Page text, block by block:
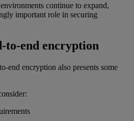
continue to expand,
important role in securing
to-end encryption
end encryption also presents some